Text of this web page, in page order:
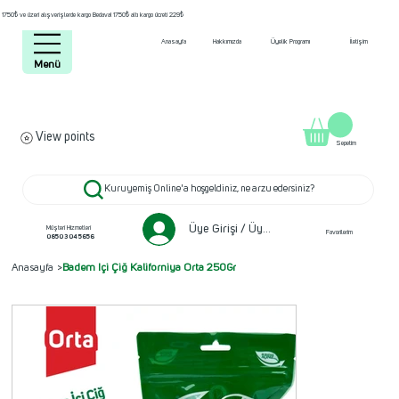
1750₺ ve üzeri alışverişlerde kargo Bedava! 1750₺ altı kargo ücreti 229₺
Anasayfa Hakkımızda Üyelik Programı İletişim
Kuruyemiş Online'a hoşgeldiniz, ne arzu edersiniz?
Müşteri Hizmetleri
0850 304 5656
Üye Girişi / Üye ol
View points
Favorilerim
Sepetim
Menü
Anasayfa >Badem İçi Çiğ Kaliforniya Orta 250Gr